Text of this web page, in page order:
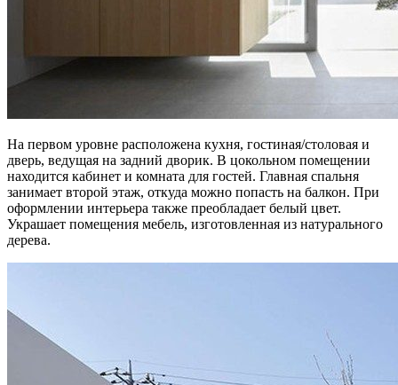
На первом уровне расположена кухня, гостиная/столовая и
дверь, ведущая на задний дворик. В цокольном помещении
находится кабинет и комната для гостей. Главная спальня
занимает второй этаж, откуда можно попасть на балкон. При
оформлении интерьера также преобладает белый цвет.
Украшает помещения мебель, изготовленная из натурального
дерева.